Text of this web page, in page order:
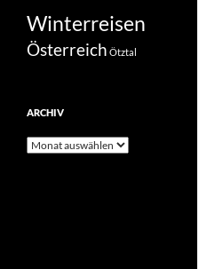
Winterreisen
Österreich Ötztal
ARCHIV
Archiv